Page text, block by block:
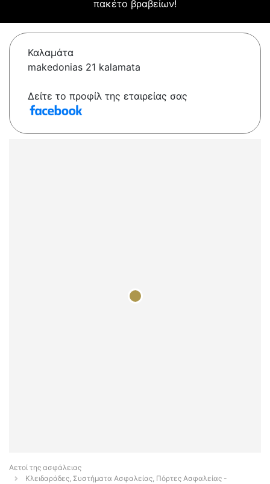
πακέτο βραβείων!
Καλαμάτα
makedonias 21 kalamata
Δείτε το προφίλ της εταιρείας σας
Αετοί της ασφάλειας
Κλειδαράδες, Συστήματα Ασφαλείας, Πόρτες Ασφαλείας -